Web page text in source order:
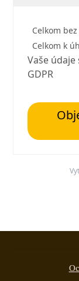
Celkom bez
Celkom k
Vaše údaje
GDPR